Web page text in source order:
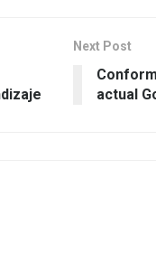
Next Post
actual